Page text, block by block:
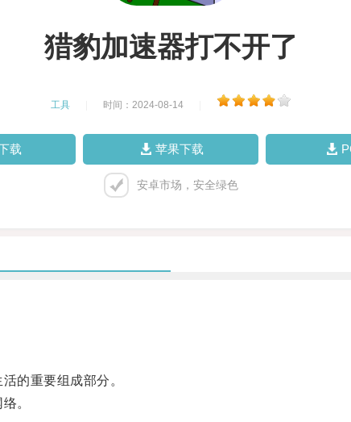
猎豹加速器打不开了
工具 时间：2024-08-14
载 苹果下载
安卓市场，安全绿色
的重要组成部分。
。